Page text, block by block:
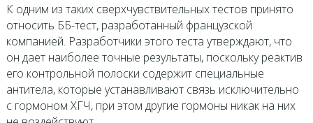
К одним из таких сверхчувствительных тестов принято
относить ББ-тест, разработанный французской
компанией. Разработчики этого теста утверждают, что
он дает наиболее точные результаты, поскольку реактив
его контрольной полоски содержит специальные
антитела, которые устанавливают связь исключительно
с гормоном ХГЧ, при этом другие гормоны никак на них